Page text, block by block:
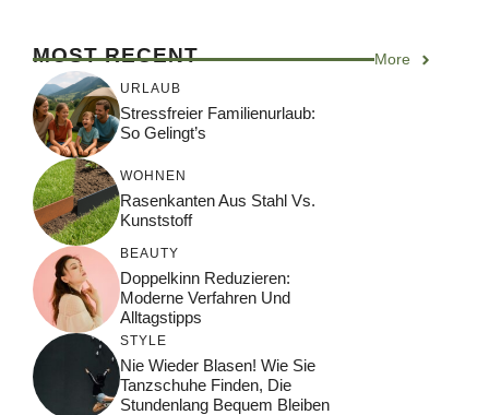
MOST RECENT More
URLAUB
Stressfreier Familienurlaub:
So Gelingt’s
WOHNEN
Rasenkanten Aus Stahl Vs.
Kunststoff
BEAUTY
Doppelkinn Reduzieren:
Moderne Verfahren Und
Alltagstipps
STYLE
Nie Wieder Blasen! Wie Sie
Tanzschuhe Finden, Die
Stundenlang Bequem Bleiben